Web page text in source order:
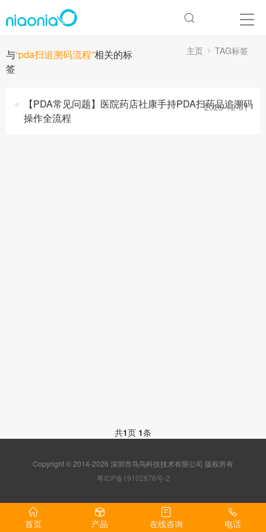
与“pda扫追溯码流程”相关的标
签
主页 TAG标签
【PDA常见问题】医院药店社康手持PDA扫药品追溯码
操作全流程
2025-12-01
共1页 1条
Copyright © 2014-2026 深圳市鸟鸟科技技术有限公司 版权所有
粤ICP备19102876号-2
首页 产品 在线咨询 电话